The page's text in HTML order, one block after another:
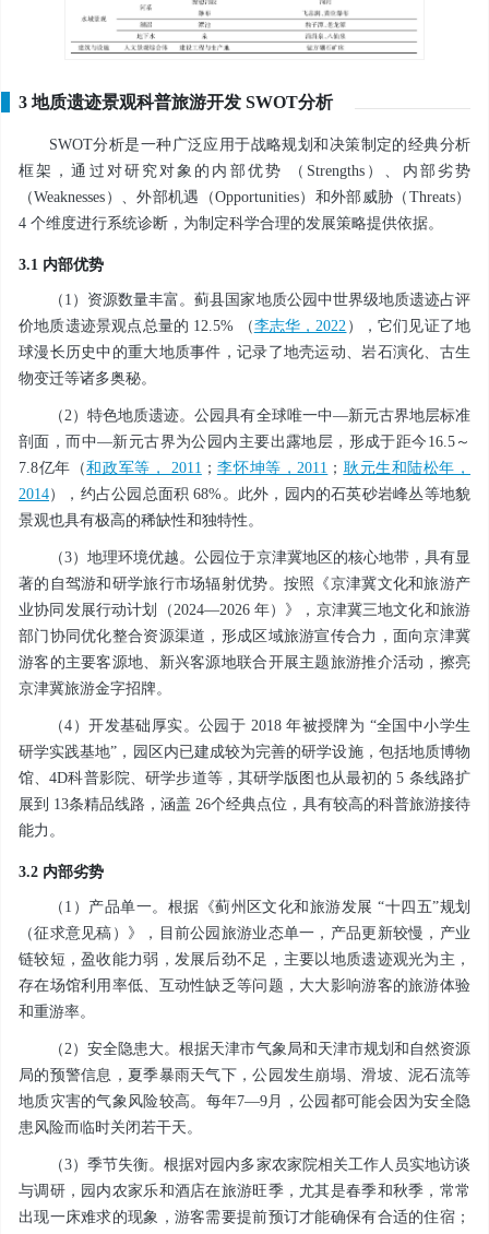
3 地质遗迹景观科普旅游开发 SWOT分析
SWOT分析是一种广泛应用于战略规划和决策制定的经典分析
框架，通过对研究对象的内部优势 （Strengths）、内部劣势
（Weaknesses）、外部机遇（Opportunities）和外部威胁（Threats）
4 个维度进行系统诊断，为制定科学合理的发展策略提供依据。
3.1 内部优势
（1）资源数量丰富。蓟县国家地质公园中世界级地质遗迹占评
价地质遗迹景观点总量的 12.5% （李志华，2022 ），它们见证了地
球漫长历史中的重大地质事件，记录了地壳运动、岩石演化、古生
物变迁等诸多奥秘。
（2）特色地质遗迹。公园具有全球唯一中—新元古界地层标准
剖面，而中—新元古界为公园内主要出露地层，形成于距今16.5～
7.8亿年（和政军等， 2011 ； 李怀坤等，2011 ； 耿元生和陆松年，
2014），约占公园总面积 68%。此外，园内的石英砂岩峰丛等地貌
景观也具有极高的稀缺性和独特性。
（3）地理环境优越。公园位于京津冀地区的核心地带，具有显
著的自驾游和研学旅行市场辐射优势。按照《京津冀文化和旅游产
业协同发展行动计划（2024—2026 年）》，京津冀三地文化和旅游
部门协同优化整合资源渠道，形成区域旅游宣传合力，面向京津冀
游客的主要客源地、新兴客源地联合开展主题旅游推介活动，擦亮
京津冀旅游金字招牌。
（4）开发基础厚实。公园于 2018 年被授牌为 “全国中小学生
研学实践基地”，园区内已建成较为完善的研学设施，包括地质博物
馆、4D科普影院、研学步道等，其研学版图也从最初的 5 条线路扩
展到 13条精品线路，涵盖 26个经典点位，具有较高的科普旅游接待
能力。
3.2 内部劣势
（1）产品单一。根据《蓟州区文化和旅游发展 “十四五”规划
（征求意见稿）》，目前公园旅游业态单一，产品更新较慢，产业
链较短，盈收能力弱，发展后劲不足，主要以地质遗迹观光为主，
存在场馆利用率低、互动性缺乏等问题，大大影响游客的旅游体验
和重游率。
（2）安全隐患大。根据天津市气象局和天津市规划和自然资源
局的预警信息，夏季暴雨天气下，公园发生崩塌、滑坡、泥石流等
地质灾害的气象风险较高。每年7—9月，公园都可能会因为安全隐
患风险而临时关闭若干天。
（3）季节失衡。根据对园内多家农家院相关工作人员实地访谈
与调研，园内农家乐和酒店在旅游旺季，尤其是春季和秋季，常常
出现一床难求的现象，游客需要提前预订才能确保有合适的住宿；